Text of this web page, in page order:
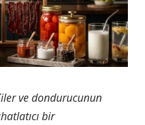
ve dondurucunun
bir